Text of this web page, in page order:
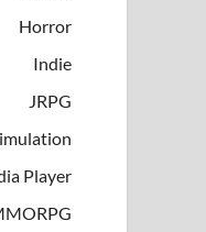
Horror
Indie
JRPG
Player